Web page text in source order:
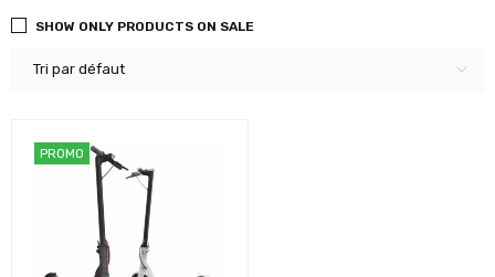
Tri par défaut
SHOW ONLY PRODUCTS ON SALE
PROMO